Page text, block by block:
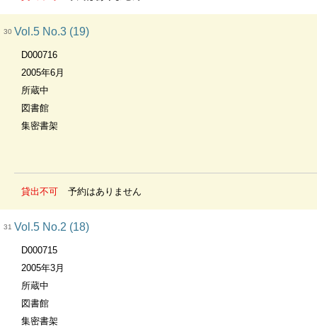
30 Vol.5 No.3 (19)
D000716
2005年6月
所蔵中
図書館
集密書架
貸出不可 予約はありません
31 Vol.5 No.2 (18)
D000715
2005年3月
所蔵中
図書館
集密書架